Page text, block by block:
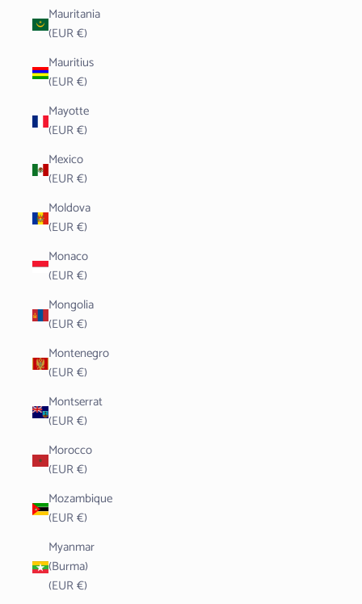
Mauritania
(EUR €)
Mauritius
(EUR €)
Mayotte
(EUR €)
Mexico
(EUR €)
Moldova
(EUR €)
Monaco
(EUR €)
Mongolia
(EUR €)
Montenegro
(EUR €)
Montserrat
(EUR €)
Morocco
(EUR €)
Mozambique
(EUR €)
Myanmar
(Burma)
(EUR €)